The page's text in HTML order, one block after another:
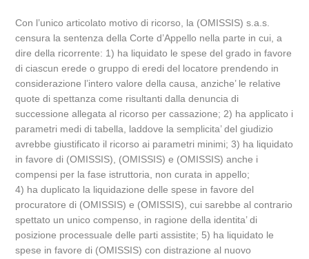
Con l’unico articolato motivo di ricorso, la (OMISSIS) s.a.s.
censura la sentenza della Corte d’Appello nella parte in cui, a
dire della ricorrente: 1) ha liquidato le spese del grado in favore
di ciascun erede o gruppo di eredi del locatore prendendo in
considerazione l’intero valore della causa, anziche’ le relative
quote di spettanza come risultanti dalla denuncia di
successione allegata al ricorso per cassazione; 2) ha applicato i
parametri medi di tabella, laddove la semplicita’ del giudizio
avrebbe giustificato il ricorso ai parametri minimi; 3) ha liquidato
in favore di (OMISSIS), (OMISSIS) e (OMISSIS) anche i
compensi per la fase istruttoria, non curata in appello;
4) ha duplicato la liquidazione delle spese in favore del
procuratore di (OMISSIS) e (OMISSIS), cui sarebbe al contrario
spettato un unico compenso, in ragione della identita’ di
posizione processuale delle parti assistite; 5) ha liquidato le
spese in favore di (OMISSIS) con distrazione al nuovo